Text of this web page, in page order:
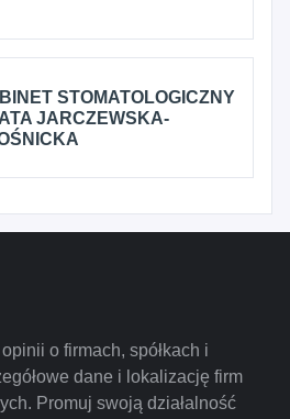
STOMATOLOGICZNY
JARCZEWSKA-
o firmach, spółkach i
dane i lokalizację firm
Promuj swoją działalność